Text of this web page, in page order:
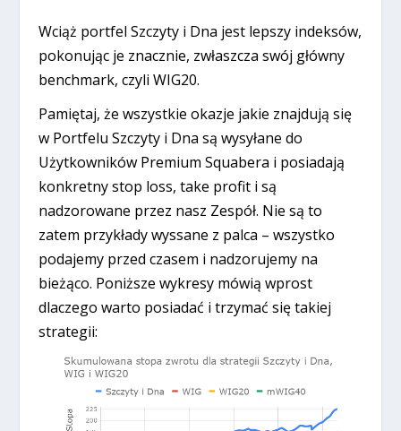
Wciąż portfel Szczyty i Dna jest lepszy indeksów,
pokonując je znacznie, zwłaszcza swój główny
benchmark, czyli WIG20.
Pamiętaj, że wszystkie okazje jakie znajdują się
w Portfelu Szczyty i Dna są wysyłane do
Użytkowników Premium Squabera i posiadają
konkretny stop loss, take profit i są
nadzorowane przez nasz Zespół. Nie są to
zatem przykłady wyssane z palca – wszystko
podajemy przed czasem i nadzorujemy na
bieżąco. Poniższe wykresy mówią wprost
dlaczego warto posiadać i trzymać się takiej
strategii: